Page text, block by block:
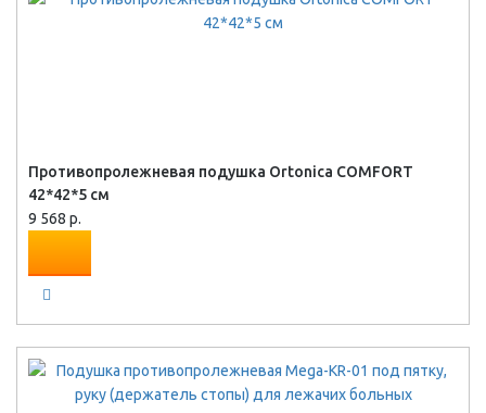
Противопролежневая подушка Ortonica COMFORT
42*42*5 см
9 568 р.